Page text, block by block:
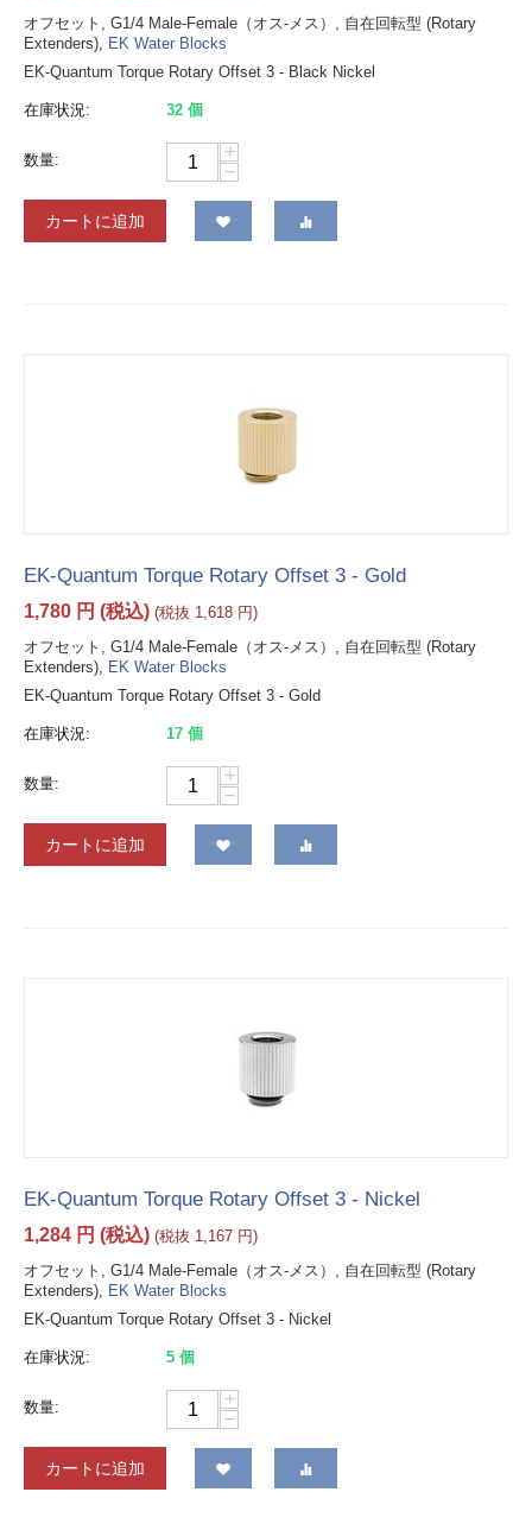
オフセット, G1/4 Male-Female（オス-メス）, 自在回転型 (Rotary
Extenders), EK Water Blocks
EK-Quantum Torque Rotary Offset 3 - Black Nickel
在庫状況: 32 個
数量:
+
−
カートに追加
EK-Quantum Torque Rotary Offset 3 - Gold
1,780 円 (税込) (税抜 1,618 円)
オフセット, G1/4 Male-Female（オス-メス）, 自在回転型 (Rotary
Extenders), EK Water Blocks
EK-Quantum Torque Rotary Offset 3 - Gold
在庫状況: 17 個
数量:
+
−
カートに追加
EK-Quantum Torque Rotary Offset 3 - Nickel
1,284 円 (税込) (税抜 1,167 円)
オフセット, G1/4 Male-Female（オス-メス）, 自在回転型 (Rotary
Extenders), EK Water Blocks
EK-Quantum Torque Rotary Offset 3 - Nickel
在庫状況: 5 個
数量:
+
−
カートに追加